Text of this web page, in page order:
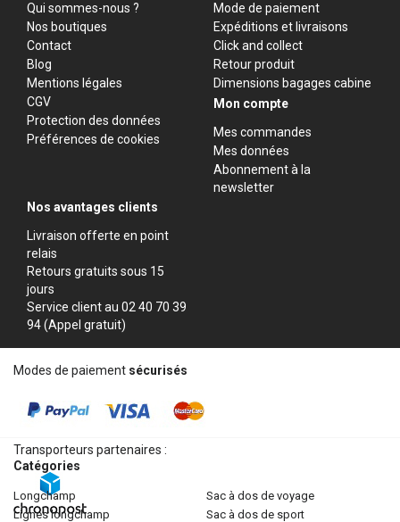
Qui sommes-nous ?
Nos boutiques
Contact
Blog
Mentions légales
CGV
Protection des données
Préférences de cookies
Mode de paiement
Expéditions et livraisons
Click and collect
Retour produit
Dimensions bagages cabine
Mon compte
Mes commandes
Mes données
Abonnement à la
newsletter
Nos avantages clients
Livraison offerte en point
relais
Retours gratuits sous 15
jours
Service client au 02 40 70 39
94 (Appel gratuit)
Modes de paiement sécurisés
Transporteurs partenaires :
Catégories
longchamp
lignes longchamp
sac à dos de voyage
sac à dos de sport